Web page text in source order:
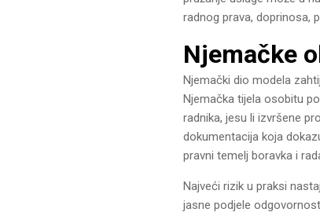
radnog prava, doprinosa,
Njemačke
Njemački dio modela
Njemačka tijela osobitu
radnika, jesu li izvršene
dokumentacija koja
pravni temelj boravka i
Najveći rizik u praksi
jasne podjele